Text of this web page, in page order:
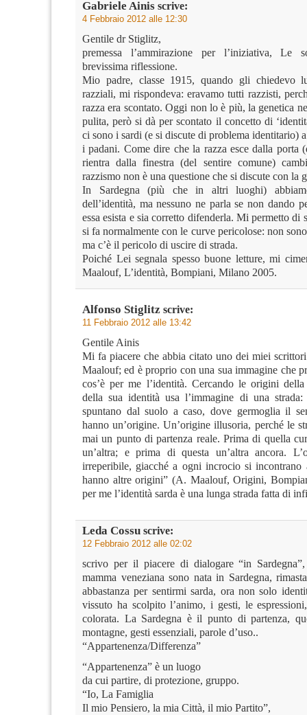
Gabriele Ainis scrive:
4 Febbraio 2012 alle 12:30
Gentile dr Stiglitz,
premessa l’ammirazione per l’iniziativa, Le
brevissima riflessione.
Mio padre, classe 1915, quando gli chiedevo
razziali, mi rispondeva: eravamo tutti razzisti,
razza era scontato. Oggi non lo è più, la genetica
pulita, però si dà per scontato il concetto di
ci sono i sardi (e si discute di problema identitario)
i padani. Come dire che la razza esce dalla porta
rientra dalla finestra (del sentire comune)
razzismo non è una questione che si discute con la
In Sardegna (più che in altri luoghi)
dell’identità, ma nessuno ne parla se non dando
essa esista e sia corretto difenderla. Mi permetto di
si fa normalmente con le curve pericolose: non
ma c’è il pericolo di uscire di strada.
Poiché Lei segnala spesso buone letture, mi
Maalouf, L’identità, Bompiani, Milano 2005.
Alfonso Stiglitz scrive:
11 Febbraio 2012 alle 13:42
Gentile Ainis
Mi fa piacere che abbia citato uno dei miei
Maalouf; ed è proprio con una sua immagine che
cos’è per me l’identità. Cercando le origini
della sua identità usa l’immagine di una
spuntano dal suolo a caso, dove germoglia il
hanno un’origine. Un’origine illusoria, perché le
mai un punto di partenza reale. Prima di quella
un’altra; e prima di questa un’altra ancora.
irreperibile, giacché a ogni incrocio si incontrano
hanno altre origini” (A. Maalouf, Origini,
per me l’identità sarda è una lunga strada fatta di
Leda Cossu scrive:
12 Febbraio 2012 alle 02:02
scrivo per il piacere di dialogare “in
mamma veneziana sono nata in Sardegna,
abbastanza per sentirmi sarda, ora non solo
vissuto ha scolpito l’animo, i gesti, le
colorata. La Sardegna è il punto di partenza,
montagne, gesti essenziali, parole d’uso..
“Appartenenza/Differenza”
“Appartenenza” è un luogo
da cui partire, di protezione, gruppo.
“Io, La Famiglia
Il mio Pensiero, la mia Città, il mio Partito”,